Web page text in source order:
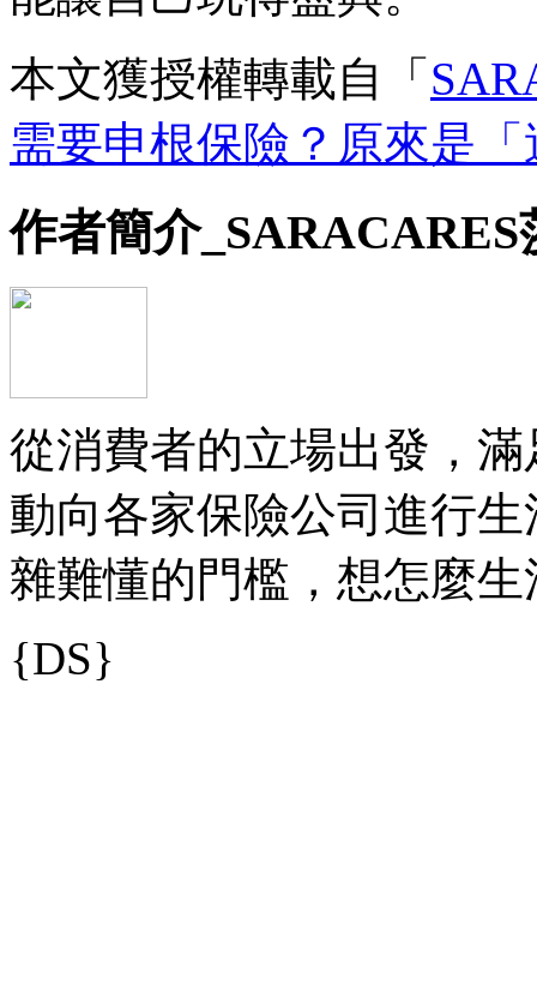
本文獲授權轉載自「
需要申根保險？原來是
作者簡介_SARACARES
從消費者的立場出發，
動向各家保險公司進行
雜難懂的門檻，想怎麼
{DS}